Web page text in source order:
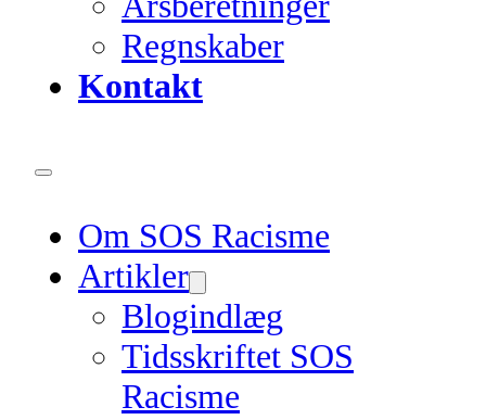
Regnskaber
Kontakt
Om SOS Racisme
Artikler
Blogindlæg
Tidsskriftet SOS
Racisme